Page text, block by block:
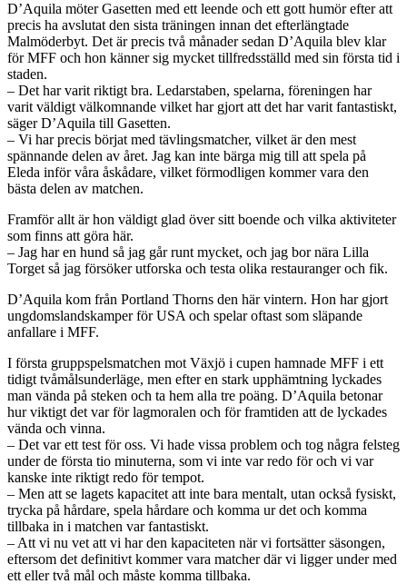
D’Aquila möter Gasetten med ett leende och ett gott humör efter att
precis ha avslutat den sista träningen innan det efterlängtade
Malmöderbyt. Det är precis två månader sedan D’Aquila blev klar
för MFF och hon känner sig mycket tillfredsställd med sin första tid i
staden.
– Det har varit riktigt bra. Ledarstaben, spelarna, föreningen har
varit väldigt välkomnande vilket har gjort att det har varit fantastiskt,
säger D’Aquila till Gasetten.
– Vi har precis börjat med tävlingsmatcher, vilket är den mest
spännande delen av året. Jag kan inte bärga mig till att spela på
Eleda inför våra åskådare, vilket förmodligen kommer vara den
bästa delen av matchen.
Framför allt är hon väldigt glad över sitt boende och vilka aktiviteter
som finns att göra här.
– Jag har en hund så jag går runt mycket, och jag bor nära Lilla
Torget så jag försöker utforska och testa olika restauranger och fik.
D’Aquila kom från Portland Thorns den här vintern. Hon har gjort
ungdomslandskamper för USA och spelar oftast som släpande
anfallare i MFF.
I första gruppspelsmatchen mot Växjö i cupen hamnade MFF i ett
tidigt tvåmålsunderläge, men efter en stark upphämtning lyckades
man vända på steken och ta hem alla tre poäng. D’Aquila betonar
hur viktigt det var för lagmoralen och för framtiden att de lyckades
vända och vinna.
– Det var ett test för oss. Vi hade vissa problem och tog några felsteg
under de första tio minuterna, som vi inte var redo för och vi var
kanske inte riktigt redo för tempot.
– Men att se lagets kapacitet att inte bara mentalt, utan också fysiskt,
trycka på hårdare, spela hårdare och komma ur det och komma
tillbaka in i matchen var fantastiskt.
– Att vi nu vet att vi har den kapaciteten när vi fortsätter säsongen,
eftersom det definitivt kommer vara matcher där vi ligger under med
ett eller två mål och måste komma tillbaka.